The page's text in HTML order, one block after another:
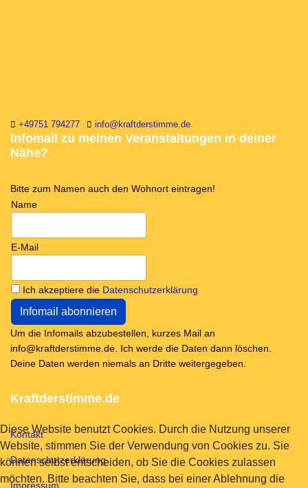
+49751 794277 info@kraftderstimme.de
Infomail zu meinen Veranstaltungen in deiner
Nähe?
Bitte zum Namen auch den Wohnort eintragen!
Name
E-Mail
Ich akzeptiere die Datenschutzerklärung
Um die Infomails abzubestellen, kurzes Mail an
info@kraftderstimme.de. Ich werde die Daten dann löschen.
Deine Daten werden niemals an Dritte weitergegeben.
Kraftderstimme.de
Kontakt
Datenschutzerklärung
Impressum
Diese Website benutzt Cookies. Durch die Nutzung unserer
Website, stimmen Sie der Verwendung von Cookies zu. Sie
können selbst entscheiden, ob Sie die Cookies zulassen
möchten. Bitte beachten Sie, dass bei einer Ablehnung die